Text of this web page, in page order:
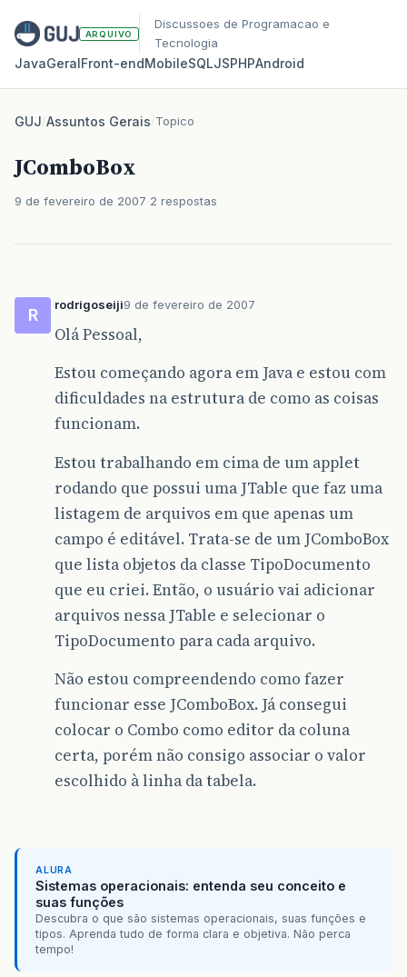
ARQUIVO
Discussoes de Programacao e
Tecnologia
JavaGeralFront‑endMobileSQLJSPHPAndroid
GUJ/Assuntos Gerais/Topico
JComboBox
9 de fevereiro de 2007 2 respostas
R
rodrigoseiji9 de fevereiro de 2007
Olá Pessoal,
Estou começando agora em Java e estou com
dificuldades na estrutura de como as coisas
funcionam.
Estou trabalhando em cima de um applet
rodando que possui uma JTable que faz uma
listagem de arquivos em que apenas um
campo é editável. Trata-se de um JComboBox
que lista objetos da classe TipoDocumento
que eu criei. Então, o usuário vai adicionar
arquivos nessa JTable e selecionar o
TipoDocumento para cada arquivo.
Não estou compreendendo como fazer
funcionar esse JComboBox. Já consegui
colocar o Combo como editor da coluna
certa, porém não consigo associar o valor
escolhido à linha da tabela.
ALURA
Sistemas operacionais: entenda seu conceito e
suas funções
Descubra o que são sistemas operacionais, suas funções e
tipos. Aprenda tudo de forma clara e objetiva. Não perca
tempo!